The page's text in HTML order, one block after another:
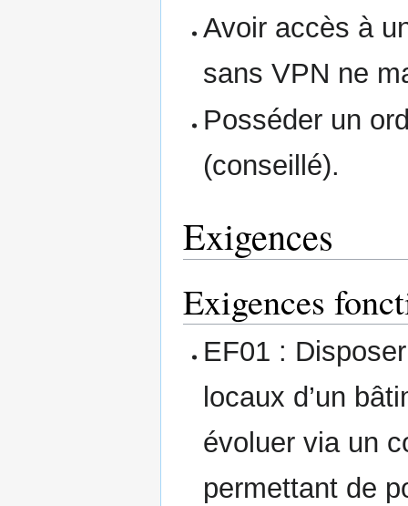
Avoir accès à
sans VPN ne
Posséder un
(conseillé).
Exigences
Exigences
EF01 :
locaux d’un
évoluer via un
permettant de